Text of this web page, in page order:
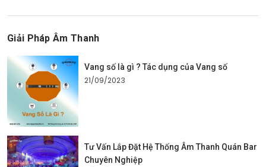
Giải Pháp Âm Thanh
Vang số là gì ? Tác dụng của Vang số
21/09/2023
Tư Vấn Lắp Đặt Hệ Thống Âm Thanh Quán Bar
Chuyên Nghiệp